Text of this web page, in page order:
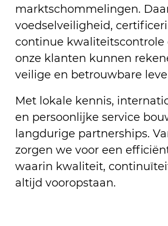
marktschommelingen.
voedselveiligheid,
continue kwaliteitscontrole
onze klanten kunnen
veilige en betrouwbare
Met lokale kennis,
en persoonlijke service
langdurige partnerships.
zorgen we voor een
waarin kwaliteit,
altijd vooropstaan.